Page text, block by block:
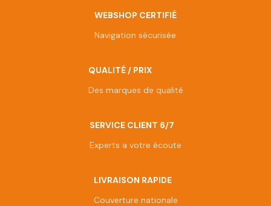
WEBSHOP CERTIFIÉ
Navigation sécurisée
QUALITÉ / PRIX
Des marques de qualité
SERVICE CLIENT 6/7
Experts a votre écoute
LIVRAISON RAPIDE
Couverture nationale